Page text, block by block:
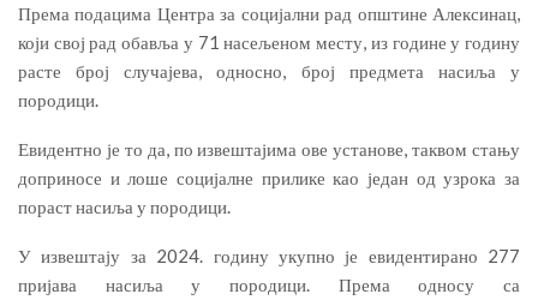
Према подацима Центра за социјални рад општине Алексинац,
који свој рад обавља у 71 насељеном месту, из године у годину
расте број случајева, односно, број предмета насиља у
породици.
Евидентно је то да, по извештајима ове установе, таквом стању
доприносе и лоше социјалне прилике као један од узрока за
пораст насиља у породици.
У извештају за 2024. годину укупно је евидентирано 277
пријава насиља у породици. Према односу са